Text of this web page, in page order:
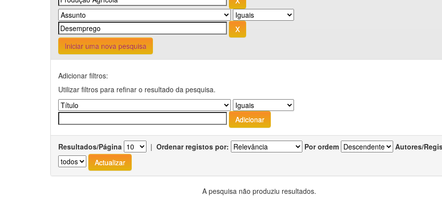
Iniciar uma nova pesquisa
Adicionar filtros:
Utilizar filtros para refinar o resultado da pesquisa.
Resultados/Página | Ordenar registos por: Por ordem Autores/
A pesquisa não produziu resultados.